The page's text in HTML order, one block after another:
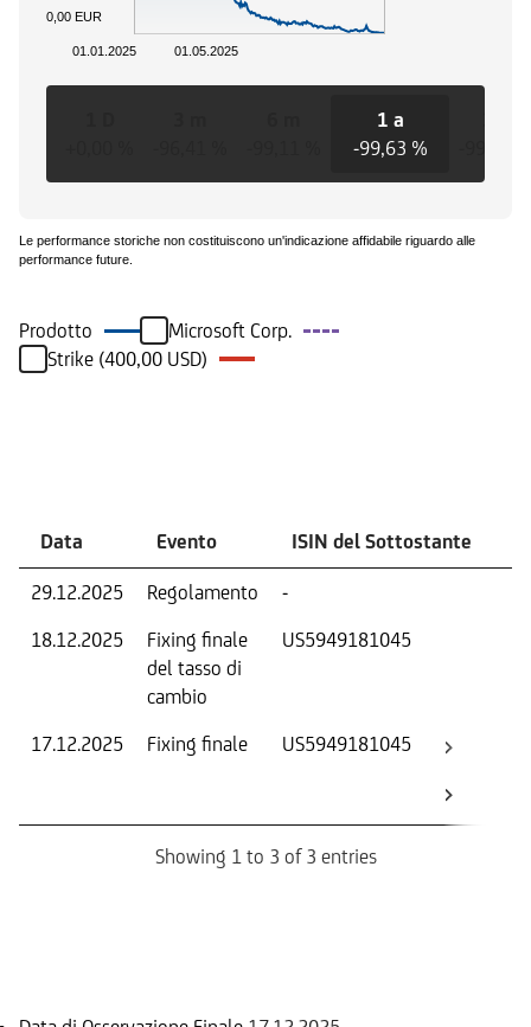
01.05.2025
01.01.2025
0,00 EUR
1 a
-99,63 %
Le performance storiche non costituiscono un'indicazione affidabile riguardo alle
performance future.
Prodotto
Microsoft Corp.
Strike (400,00 USD)
Data Evento ISIN del Sottostante
29.12.2025 Regolamento -
18.12.2025
Fixing finale
del tasso di
cambio
US5949181045
17.12.2025 Fixing finale US5949181045
Showing 1 to 3 of 3 entries